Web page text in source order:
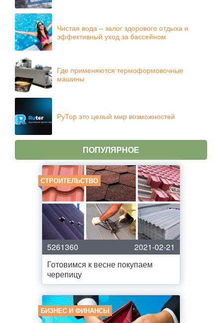
Чистая вода – залог здорового отдыха и
эффективный уход за бассейном
Где применяются термоформовочные
машины
РуТор это целый мир возможностей
ПОПУЛЯРНОЕ
СТРОИТЕЛЬСТВО
5261360
2021-02-21
Готовимся к весне покупаем
черепицу
БИЗНЕС И ФИНАНСЫ